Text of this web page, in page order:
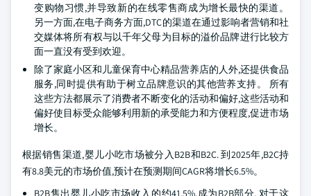
变购物习惯,并导致新的在线零售商成为增长最快的渠道。
另一方面,在电子商务方面,DTC的渠道在通过影响者营销和社
交媒体将所有权与以千年父母为目标的溢价品牌进行比较方
面一直没有受到欢迎。
除了家庭小区和儿童保育中心精品营养店的人外,还提供食品
服务,同时提供有助于树立品牌意识的其他营养支持。 所有
这些方法都展示了消费者不断变化的活动和偏好,这些活动和
偏好使目标受众能够利用新的承受能力和方便程度,促进市场
增长。
根据销售渠道,婴儿小吃市场被分入B2B和B2C. 到2025年,B2C持
有8.8美元的市场价值,预计在预测期间CAGR将增长6.5%。
B2B售出婴儿小吃市场收入的约41.5%,成为B2B部分. 对于这